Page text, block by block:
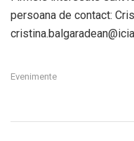
persoana de contact:
Evenimente